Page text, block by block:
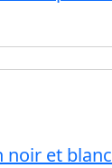
noir et blanc